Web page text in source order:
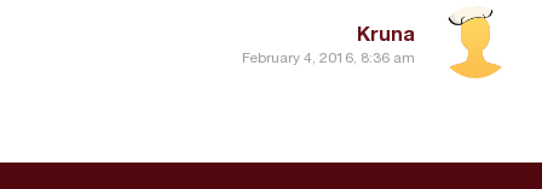
Kruna
February 4, 2016, 8:36 am